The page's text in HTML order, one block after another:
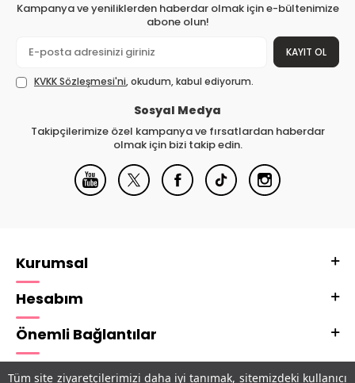
Tüm site ziyaretçilerimizi daha iyi tanımak, sitemizdeki kullanıcı
Kampanya ve yeniliklerden haberdar olmak için e-bültenimize
abone olun!
KAYIT OL
KVKK Sözleşmesi'ni, okudum, kabul ediyorum.
Sosyal Medya
Takipçilerimize özel kampanya ve fırsatlardan haberdar
olmak için bizi takip edin.
Kurumsal
Hesabım
Önemli Bağlantılar
Adres & İletişim